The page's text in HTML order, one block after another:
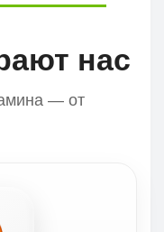
нас
— от